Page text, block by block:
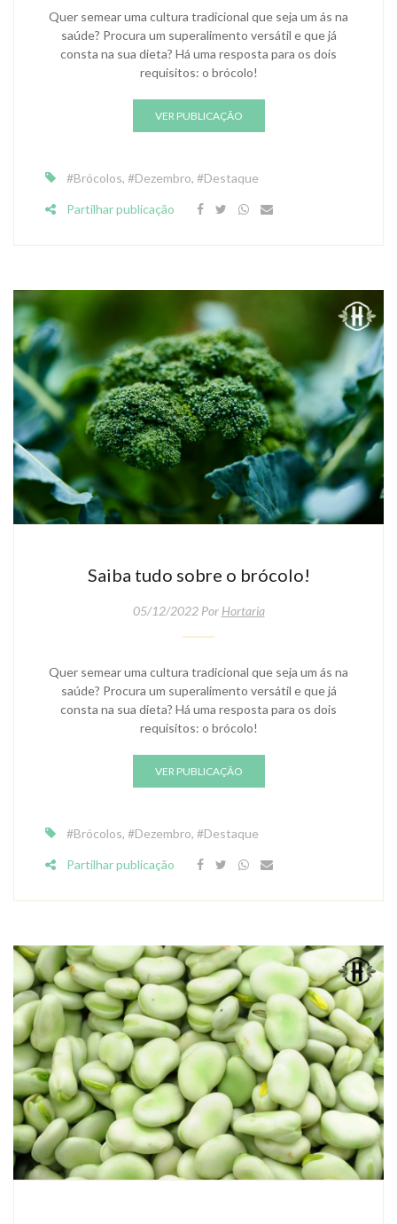
Quer semear uma cultura tradicional que seja um ás na
saúde? Procura um superalimento versátil e que já
consta na sua dieta? Há uma resposta para os dois
requisitos: o brócolo!
VER PUBLICAÇÃO
#Brócolos, #Dezembro, #Destaque
Partilhar publicação
Saiba tudo sobre o brócolo!
05/12/2022 Por Hortaria
Quer semear uma cultura tradicional que seja um ás na
saúde? Procura um superalimento versátil e que já
consta na sua dieta? Há uma resposta para os dois
requisitos: o brócolo!
VER PUBLICAÇÃO
#Brócolos, #Dezembro, #Destaque
Partilhar publicação